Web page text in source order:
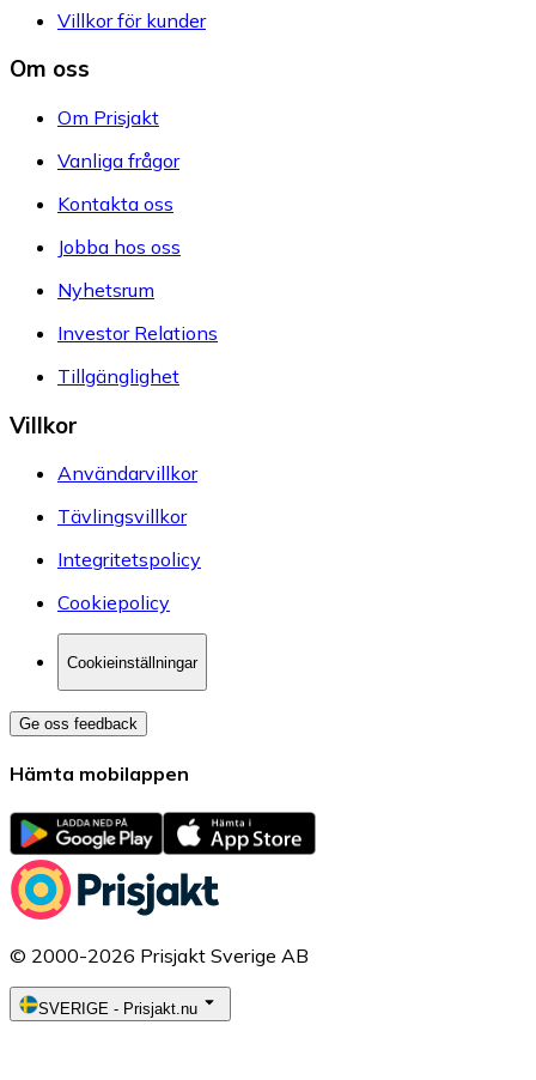
Villkor för kunder
Om oss
Om Prisjakt
Vanliga frågor
Kontakta oss
Jobba hos oss
Nyhetsrum
Investor Relations
Tillgänglighet
Villkor
Användarvillkor
Tävlingsvillkor
Integritetspolicy
Cookiepolicy
Cookieinställningar
Ge oss feedback
Hämta mobilappen
© 2000-2026 Prisjakt Sverige AB
SVERIGE - Prisjakt.nu